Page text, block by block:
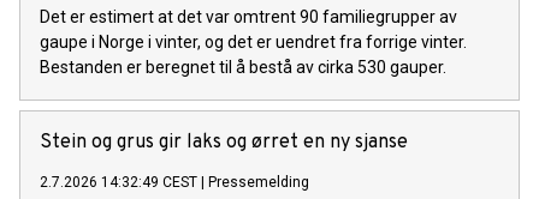
Det er estimert at det var omtrent 90 familiegrupper av
gaupe i Norge i vinter, og det er uendret fra forrige vinter.
Bestanden er beregnet til å bestå av cirka 530 gauper.
Stein og grus gir laks og ørret en ny sjanse
2.7.2026 14:32:49 CEST Pressemelding